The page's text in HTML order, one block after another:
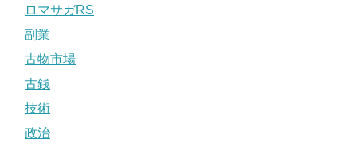
ロマサガRS
副業
古物市場
古銭
技術
政治